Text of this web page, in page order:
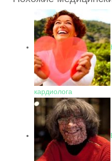
кардиолога